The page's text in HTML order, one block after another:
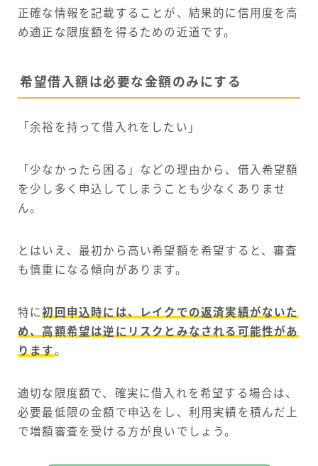
正確な情報を記載することが、結果的に信用度を高
め適正な限度額を得るための近道です。
希望借入額は必要な金額のみにする
「余裕を持って借入れをしたい」
「少なかったら困る」などの理由から、借入希望額
を少し多く申込してしまうことも少なくありませ
ん。
とはいえ、最初から高い希望額を希望すると、審査
も慎重になる傾向があります。
特に初回申込時には、レイクでの返済実績がないた
め、高額希望は逆にリスクとみなされる可能性があ
ります。
適切な限度額で、確実に借入れを希望する場合は、
必要最低限の金額で申込をし、利用実績を積んだ上
で増額審査を受ける方が良いでしょう。